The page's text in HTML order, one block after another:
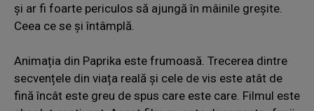
și ar fi foarte periculos să ajungă în mâinile greșite.
Ceea ce se și întâmplă.
Animația din Paprika este frumoasă. Trecerea dintre
secvențele din viața reală și cele de vis este atât de
fină încât este greu de spus care este care. Filmul este